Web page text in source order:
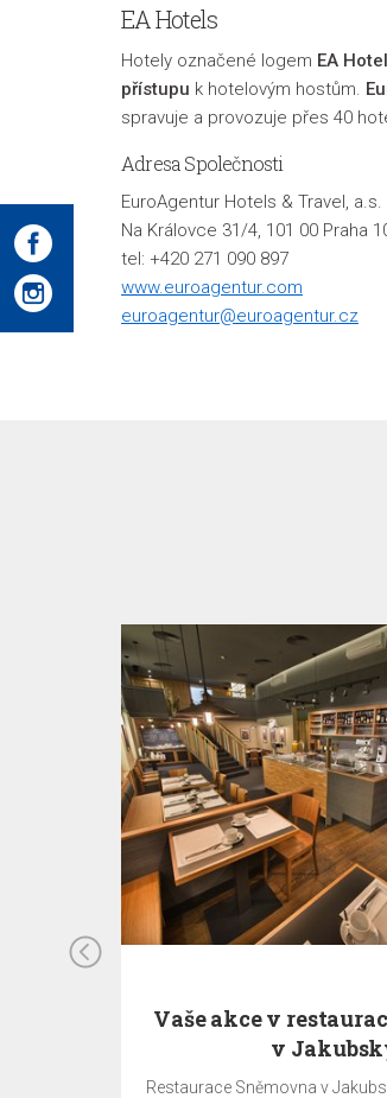
EA Hotels
Hotely označené logem EA
přístupu k hotelovým hostům.
spravuje a provozuje přes 40
Adresa Společnosti
EuroAgentur Hotels & Travel, a.s.
Na Královce 31/4, 101 00 Praha
tel: +420 271 090 897
www.euroagentur.com
euroagentur@euroagentur.cz
Vaše akce v
v
Restaurace Sněmovna v